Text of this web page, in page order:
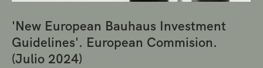
'New European Bauhaus Investment
Guidelines'. European Commision.
(Julio 2024)